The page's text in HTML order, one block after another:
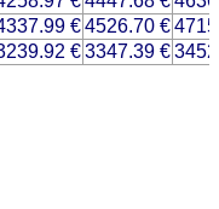
€4526.70 €
€3347.39 €